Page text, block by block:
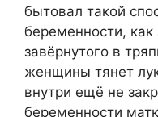
бытовал такой
беременности,
завёрнутого в
женщины тянет
внутри ещё не
беременности